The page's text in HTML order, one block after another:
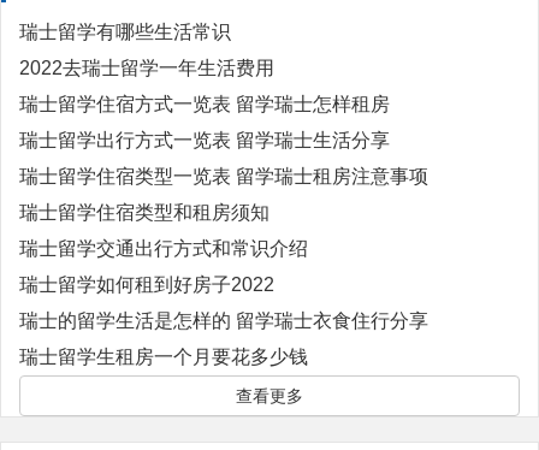
瑞士留学有哪些生活常识
2022去瑞士留学一年生活费用
瑞士留学住宿方式一览表 留学瑞士怎样租房
瑞士留学出行方式一览表 留学瑞士生活分享
瑞士留学住宿类型一览表 留学瑞士租房注意事项
瑞士留学住宿类型和租房须知
瑞士留学交通出行方式和常识介绍
瑞士留学如何租到好房子2022
瑞士的留学生活是怎样的 留学瑞士衣食住行分享
瑞士留学生租房一个月要花多少钱
查看更多